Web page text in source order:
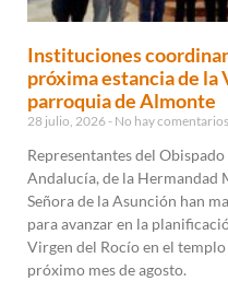
Instituciones
próxima estancia de la
parroquia de Almonte
28 julio, 2026 No hay comentarios
Representantes del
Andalucía, de la Hermandad
Señora de la Asunción han
para avanzar en la
Virgen del Rocío en el
próximo mes de agosto.